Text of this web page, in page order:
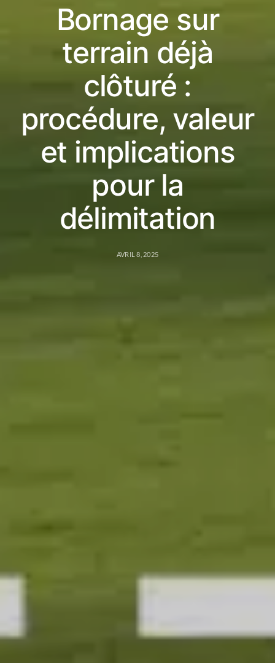
Bornage sur
terrain déjà
clôturé :
procédure, valeur
et implications
pour la
délimitation
AVRIL 8, 2025